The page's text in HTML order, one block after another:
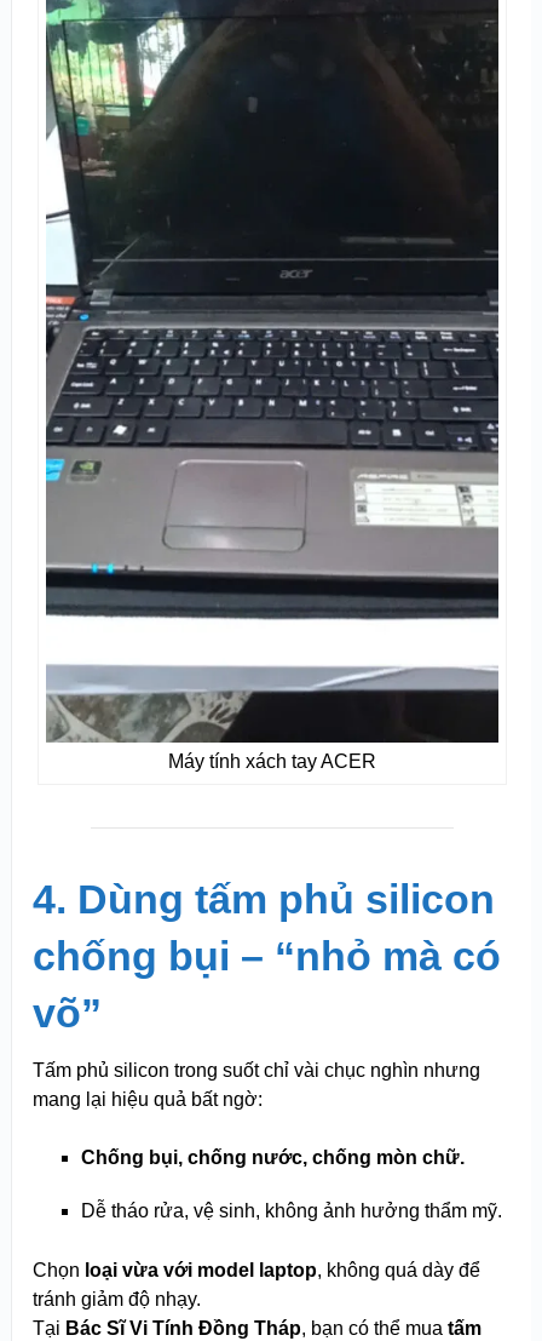
Máy tính xách tay ACER
4. Dùng tấm phủ silicon
chống bụi – “nhỏ mà có
võ”
Tấm phủ silicon trong suốt chỉ vài chục nghìn nhưng
mang lại hiệu quả bất ngờ:
Chống bụi, chống nước, chống mòn chữ.
Dễ tháo rửa, vệ sinh, không ảnh hưởng thẩm mỹ.
Chọn loại vừa với model laptop, không quá dày để
tránh giảm độ nhạy.
Tại Bác Sĩ Vi Tính Đồng Tháp, bạn có thể mua tấm